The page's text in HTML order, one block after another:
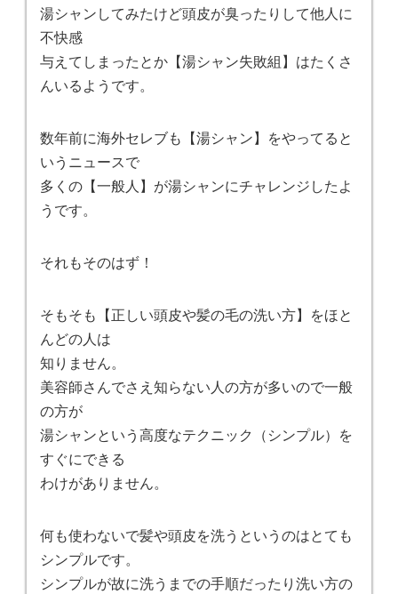
湯シャンしてみたけど頭皮が臭ったりして他人に
不快感
与えてしまったとか【湯シャン失敗組】はたくさ
んいるようです。
数年前に海外セレブも【湯シャン】をやってると
いうニュースで
多くの【一般人】が湯シャンにチャレンジしたよ
うです。
それもそのはず！
そもそも【正しい頭皮や髪の毛の洗い方】をほと
んどの人は
知りません。
美容師さんでさえ知らない人の方が多いので一般
の方が
湯シャンという高度なテクニック（シンプル）を
すぐにできる
わけがありません。
何も使わないで髪や頭皮を洗うというのはとても
シンプルです。
シンプルが故に洗うまでの手順だったり洗い方の